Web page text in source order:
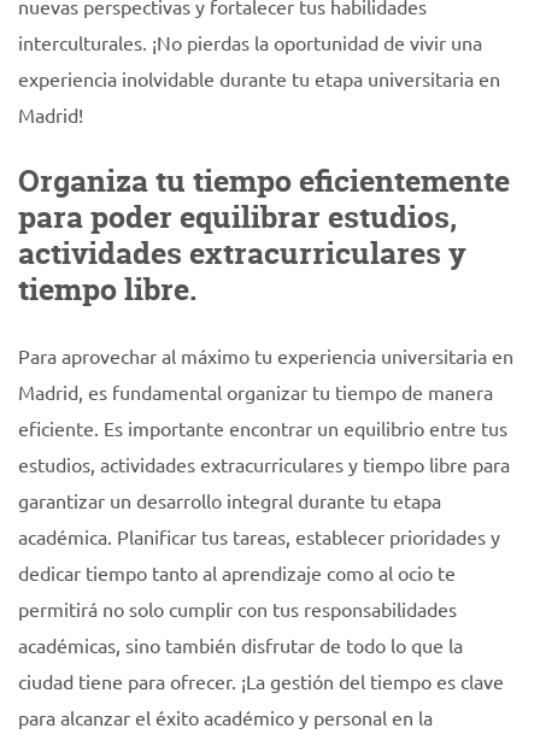
nuevas perspectivas y fortalecer tus habilidades
interculturales. ¡No pierdas la oportunidad de vivir una
experiencia inolvidable durante tu etapa universitaria en
Madrid!
Organiza tu tiempo eficientemente
para poder equilibrar estudios,
actividades extracurriculares y
tiempo libre.
Para aprovechar al máximo tu experiencia universitaria en
Madrid, es fundamental organizar tu tiempo de manera
eficiente. Es importante encontrar un equilibrio entre tus
estudios, actividades extracurriculares y tiempo libre para
garantizar un desarrollo integral durante tu etapa
académica. Planificar tus tareas, establecer prioridades y
dedicar tiempo tanto al aprendizaje como al ocio te
permitirá no solo cumplir con tus responsabilidades
académicas, sino también disfrutar de todo lo que la
ciudad tiene para ofrecer. ¡La gestión del tiempo es clave
para alcanzar el éxito académico y personal en la